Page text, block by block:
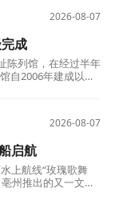
2026-08-07
成
列馆，在经过半年
自2006年建成以来
2026-08-07
启航
上航线“玫瑰歌舞
州推出的又一文化